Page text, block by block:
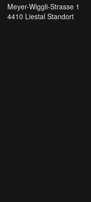
Meyer-Wiggli-Strasse 1
4410 Liestal Standort